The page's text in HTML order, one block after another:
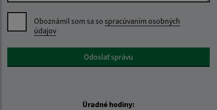
Oboznámil som sa so spracúvaním osobných
údajov
Google reCaptcha ResponseOdoslať správu
Úradné hodiny: